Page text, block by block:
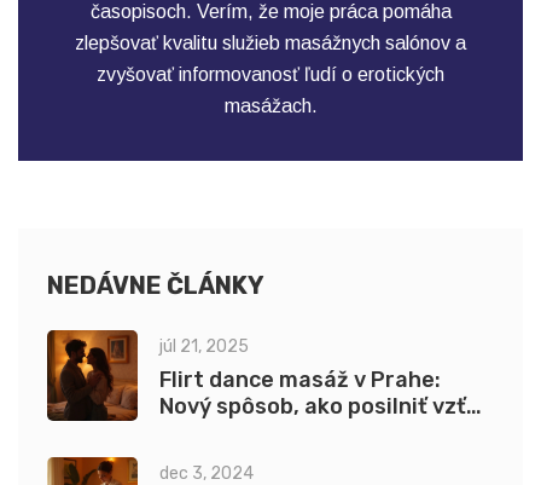
časopisoch. Verím, že moje práca pomáha
zlepšovať kvalitu služieb masážnych salónov a
zvyšovať informovanosť ľudí o erotických
masážach.
NEDÁVNE ČLÁNKY
júl 21, 2025
Flirt dance masáž v Prahe:
Nový spôsob, ako posilniť vzťah
dec 3, 2024